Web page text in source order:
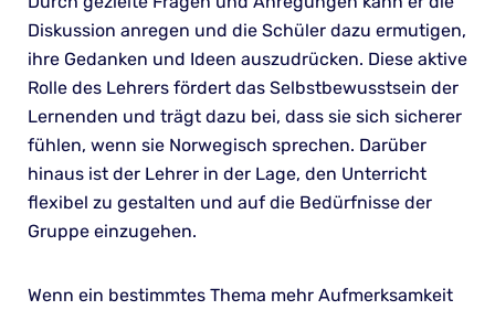
Diskussion anregen und die Schüler dazu ermutigen,
ihre Gedanken und Ideen auszudrücken. Diese aktive
Rolle des Lehrers fördert das Selbstbewusstsein der
Lernenden und trägt dazu bei, dass sie sich sicherer
fühlen, wenn sie Norwegisch sprechen. Darüber
hinaus ist der Lehrer in der Lage, den Unterricht
flexibel zu gestalten und auf die Bedürfnisse der
Gruppe einzugehen.
Wenn ein bestimmtes Thema mehr Aufmerksamkeit